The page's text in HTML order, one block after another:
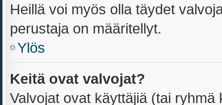
Heillä voi myös olla täydet
perustaja on määritellyt.
Ylös
Keitä ovat valvojat?
Valvojat ovat käyttäjiä (tai